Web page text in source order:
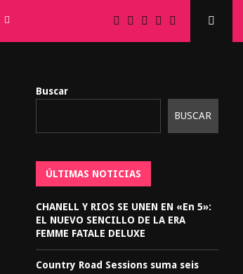
Buscar
BUSCAR
ÚLTIMAS NOTICIAS
CHANELL Y RIOS SE UNEN EN «En 5»:
EL NUEVO SENCILLO DE LA ERA
FEMME FATALE DELUXE
Country Road Sessions suma seis